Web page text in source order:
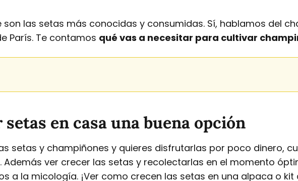
son las setas más conocidas y consumidas. Sí, hablamos del
París. Te contamos qué vas a necesitar para cultivar
en casa una buena opción
setas y champiñones y quieres disfrutarlas por poco dinero,
Además ver crecer las setas y recolectarlas en el momento
a la micología. ¡Ver como crecen las setas en una alpaca o